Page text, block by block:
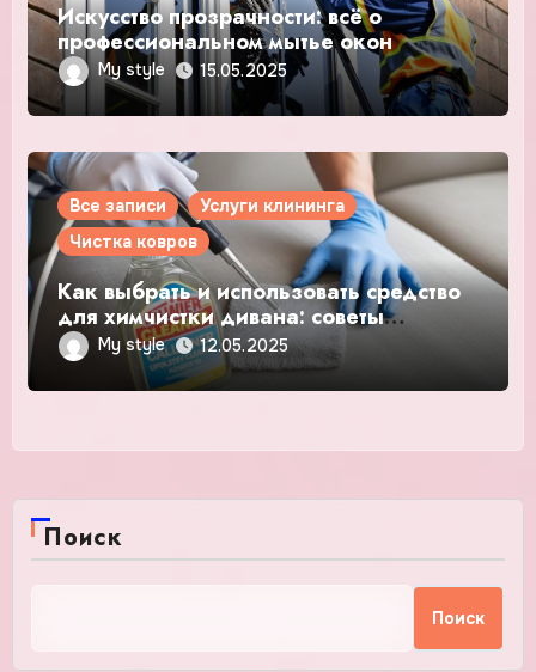
Искусство прозрачности: всё о
профессиональном мытье окон
My style 15.05.2025
Все записи
Услуги клининга
Чистка ковров
Как выбрать и использовать средство
для химчистки дивана: советы
эксперта
My style 12.05.2025
Поиск
Поиск